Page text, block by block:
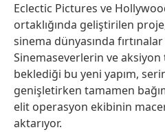
Eclectic Pictures ve
ortaklığında geliştirilen
sinema dünyasında
Sinemaseverlerin ve aksiyon
beklediği bu yeni yapım,
genişletirken tamamen
elit operasyon ekibinin
aktarıyor.